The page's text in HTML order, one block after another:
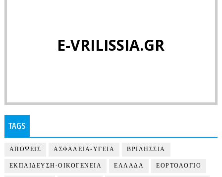
E-VRILISSIA.GR
TAGS
ΑΠΟΨΕΙΣ ΑΣΦΑΛΕΙΑ-ΥΓΕΙΑ ΒΡΙΛΗΣΣΙΑ
ΕΚΠΑΙΔΕΥΣΗ-ΟΙΚΟΓΕΝΕΙΑ ΕΛΛΑΔΑ ΕΟΡΤΟΛΟΓΙΟ